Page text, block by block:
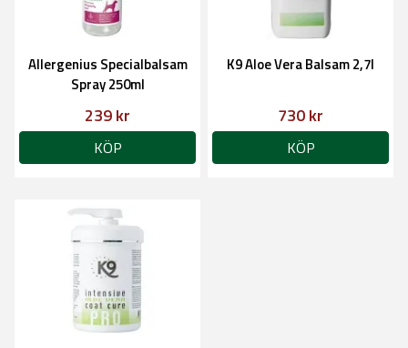
Allergenius Specialbalsam
Spray 250ml
239 kr
KÖP
K9 Aloe Vera Balsam 2,7l
730 kr
KÖP